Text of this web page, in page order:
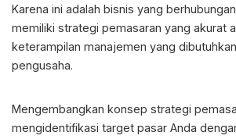
Karena ini adalah bisnis yang
memiliki strategi pemasaran yang akurat
keterampilan manajemen yang
pengusaha.
Mengembangkan konsep strategi
mengidentifikasi target pasar Anda